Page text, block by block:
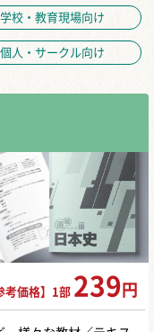
学校・教育現場向け
個人・サークル向け
考価格】1部 239 円